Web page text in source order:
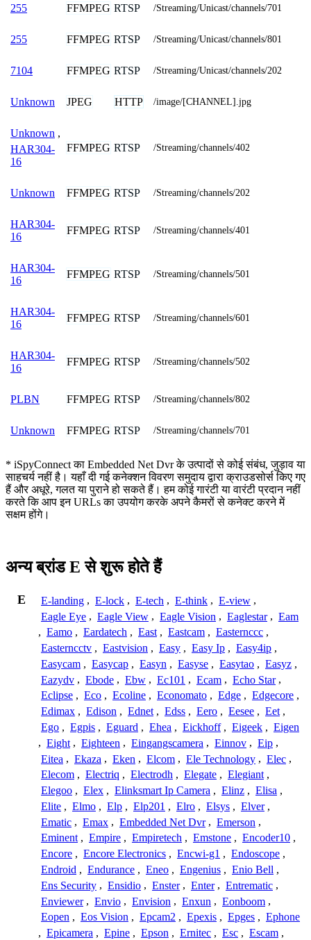
255 FFMPEG RTSP /Streaming/Unicast/channels/701
255 FFMPEG RTSP /Streaming/Unicast/channels/801
7104 FFMPEG RTSP /Streaming/Unicast/channels/202
Unknown JPEG HTTP /image/[CHANNEL].jpg
Unknown ,
HAR304-
16
FFMPEG RTSP /Streaming/channels/402
Unknown FFMPEG RTSP /Streaming/channels/202
HAR304-
16
FFMPEG RTSP /Streaming/channels/401
HAR304-
16
FFMPEG RTSP /Streaming/channels/501
HAR304-
16
FFMPEG RTSP /Streaming/channels/601
HAR304-
16
FFMPEG RTSP /Streaming/channels/502
PLBN FFMPEG RTSP /Streaming/channels/802
Unknown FFMPEG RTSP /Streaming/channels/701
* iSpyConnect का Embedded Net Dvr के उत्पादों से कोई संबंध, जुड़ाव या
साहचर्य नहीं है। यहाँ दी गई कनेक्शन विवरण समुदाय द्वारा क्राउडसोर्स किए गए
हैं और अधूरे, गलत या पुराने हो सकते हैं। हम कोई गारंटी या वारंटी प्रदान नहीं
करते कि आप इन URLs का उपयोग करके अपने कैमरों से कनेक्ट करने में
सक्षम होंगे।
अन्य ब्रांड E से शुरू होते हैं
E E-landing , E-lock , E-tech , E-think , E-view ,
Eagle Eye , Eagle View , Eagle Vision , Eaglestar , Eam
, Eamo , Eardatech , East , Eastcam , Easternccc ,
Easterncctv , Eastvision , Easy , Easy Ip , Easy4ip ,
Easycam , Easycap , Easyn , Easyse , Easytao , Easyz ,
Eazydv , Ebode , Ebw , Ec101 , Ecam , Echo Star ,
Eclipse , Eco , Ecoline , Economato , Edge , Edgecore ,
Edimax , Edison , Ednet , Edss , Eero , Eesee , Eet ,
Ego , Egpis , Eguard , Ehea , Eickhoff , Eigeek , Eigen
, Eight , Eighteen , Eingangscamera , Einnov , Eip ,
Eitea , Ekaza , Eken , Elcom , Ele Technology , Elec ,
Elecom , Electriq , Electrodh , Elegate , Elegiant ,
Elegoo , Elex , Elinksmart Ip Camera , Elinz , Elisa ,
Elite , Elmo , Elp , Elp201 , Elro , Elsys , Elver ,
Ematic , Emax , Embedded Net Dvr , Emerson ,
Eminent , Empire , Empiretech , Emstone , Encoder10 ,
Encore , Encore Electronics , Encwi-g1 , Endoscope ,
Endroid , Endurance , Eneo , Engenius , Enio Bell ,
Ens Security , Ensidio , Enster , Enter , Entrematic ,
Enviewer , Envio , Envision , Enxun , Eonboom ,
Eopen , Eos Vision , Epcam2 , Epexis , Epges , Ephone
, Epicamera , Epine , Epson , Ernitec , Esc , Escam ,